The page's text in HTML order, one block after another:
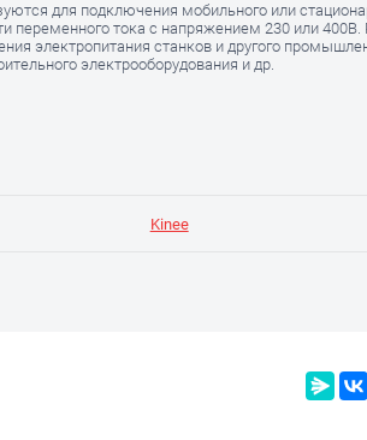
для подключения мобильного или
переменного тока с напряжением 230 или
электропитания станков и другого
электрооборудования и др.
Kinee